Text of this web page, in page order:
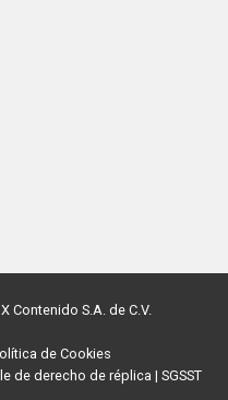
Contenido S.A. de C.V.
de Cookies
de derecho de réplica | SGSST